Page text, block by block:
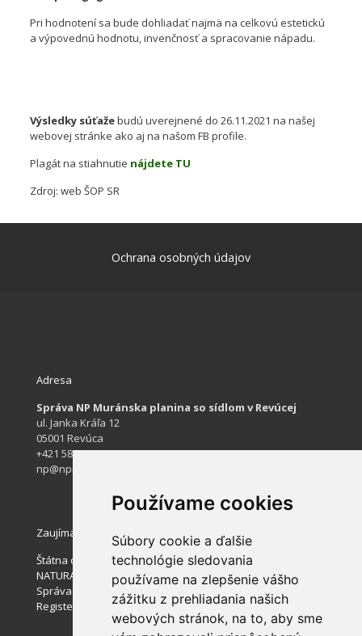
Používame cookies
Súbory cookie a ďalšie
technológie sledovania
používame na zlepšenie vášho
zážitku z prehliadania našich
webových stránok, na to, aby sme
Pri hodnotení sa bude dohliadať najmä na celkovú estetickú
a výpovednú hodnotu, invenčnosť a spracovanie nápadu.
Výsledky súťažebudú uverejnené do 26.11.2021 na našej
webovej stránke ako aj na našom FB profile.
Plagát na stiahnutie nájdete TU
Zdroj: web ŠOP SR
Ochrana osobných údajov
Adresa
Správa NP Muránska planina so sídlom v Revúcej
ul. Janka Kráľa 12
05001 Revúca
+421 584 422 061
np@npmuranskaplanina.sk
Zaujímavé stránky
Štátna ochrana prírody SR
NATURA 2000
Správa slovenských jaskýň
Register ponúkaného majetku štátu